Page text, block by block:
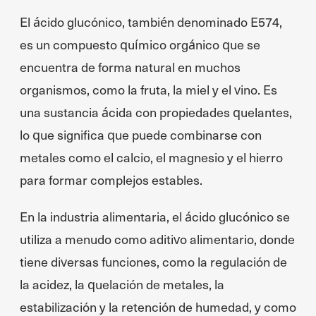
El ácido glucónico, también denominado E574,
es un compuesto químico orgánico que se
encuentra de forma natural en muchos
organismos, como la fruta, la miel y el vino. Es
una sustancia ácida con propiedades quelantes,
lo que significa que puede combinarse con
metales como el calcio, el magnesio y el hierro
para formar complejos estables.
En la industria alimentaria, el ácido glucónico se
utiliza a menudo como aditivo alimentario, donde
tiene diversas funciones, como la regulación de
la acidez, la quelación de metales, la
estabilización y la retención de humedad, y como